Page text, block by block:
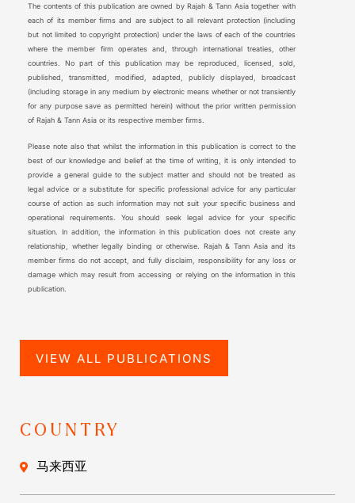
The contents of this publication are owned by Rajah & Tann Asia together with
each of its member firms and are subject to all relevant protection (including
but not limited to copyright protection) under the laws of each of the countries
where the member firm operates and, through international treaties, other
countries. No part of this publication may be reproduced, licensed, sold,
published, transmitted, modified, adapted, publicly displayed, broadcast
(including storage in any medium by electronic means whether or not transiently
for any purpose save as permitted herein) without the prior written permission
of Rajah & Tann Asia or its respective member firms.
Please note also that whilst the information in this publication is correct to the
best of our knowledge and belief at the time of writing, it is only intended to
provide a general guide to the subject matter and should not be treated as
legal advice or a substitute for specific professional advice for any particular
course of action as such information may not suit your specific business and
operational requirements. You should seek legal advice for your specific
situation. In addition, the information in this publication does not create any
relationship, whether legally binding or otherwise. Rajah & Tann Asia and its
member firms do not accept, and fully disclaim, responsibility for any loss or
damage which may result from accessing or relying on the information in this
publication.
VIEW ALL PUBLICATIONS
COUNTRY
马来西亚